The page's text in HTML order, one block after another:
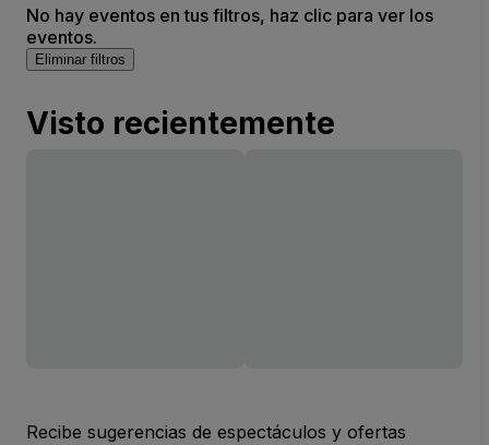
No hay eventos en tus filtros, haz clic para ver los
eventos.
Eliminar filtros
Visto recientemente
Recibe sugerencias de espectáculos y ofertas